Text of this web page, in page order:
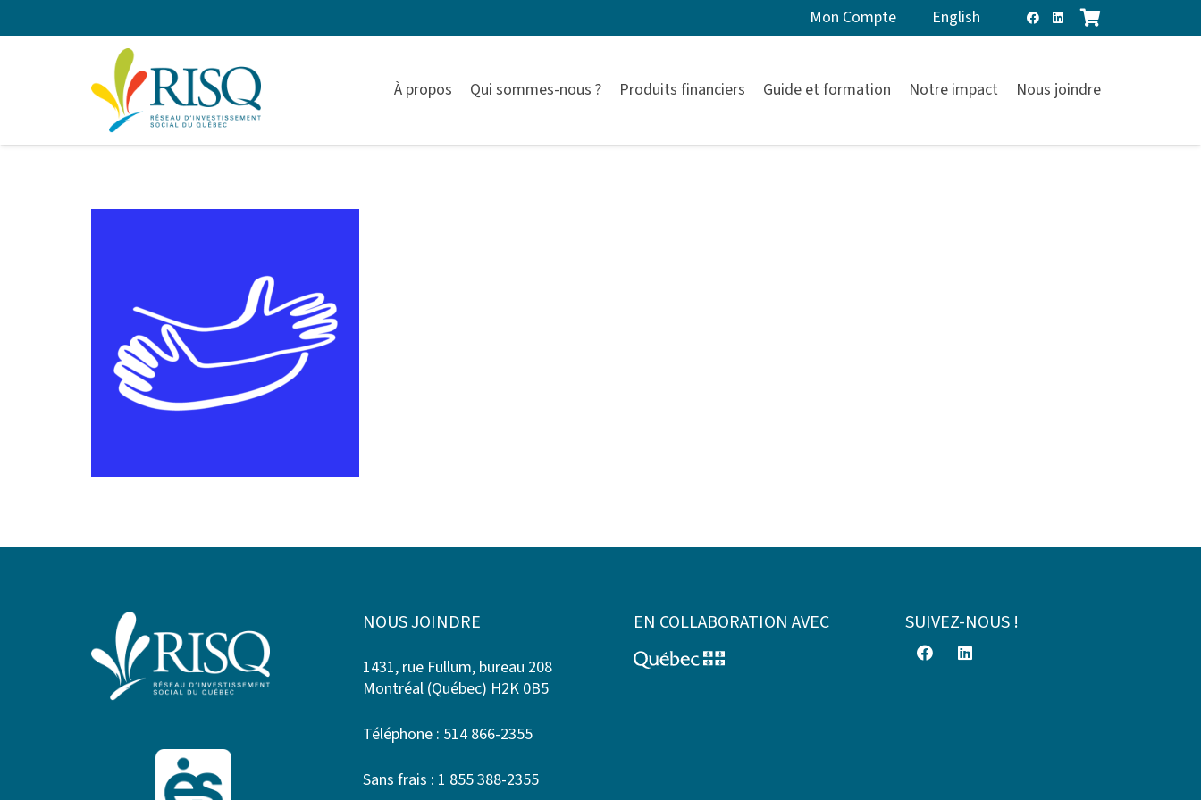
Mon Compte English
À propos Qui sommes-nous ? Produits financiers Guide et formation Notre impact Nous joindre
NOUS JOINDRE
1431, rue Fullum, bureau 208
Montréal (Québec) H2K 0B5
Téléphone : 514 866-2355
Sans frais : 1 855 388-2355
EN COLLABORATION AVEC SUIVEZ-NOUS !